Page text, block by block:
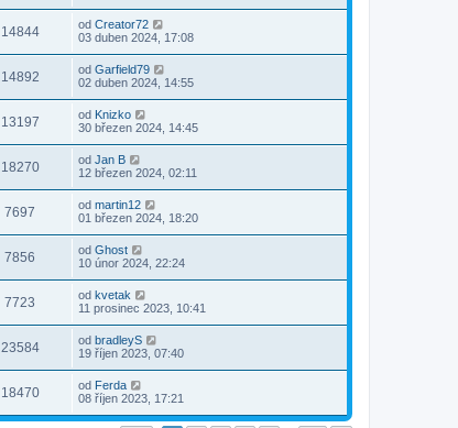
14844 od Creator72
03 duben 2024, 17:08
14892 od Garfield79
02 duben 2024, 14:55
13197 od Knizko
30 březen 2024, 14:45
18270 od Jan B
12 březen 2024, 02:11
7697 od martin12
01 březen 2024, 18:20
7856 od Ghost
10 únor 2024, 22:24
7723 od kvetak
11 prosinec 2023, 10:41
23584 od bradleyS
19 říjen 2023, 07:40
18470 od Ferda
08 říjen 2023, 17:21